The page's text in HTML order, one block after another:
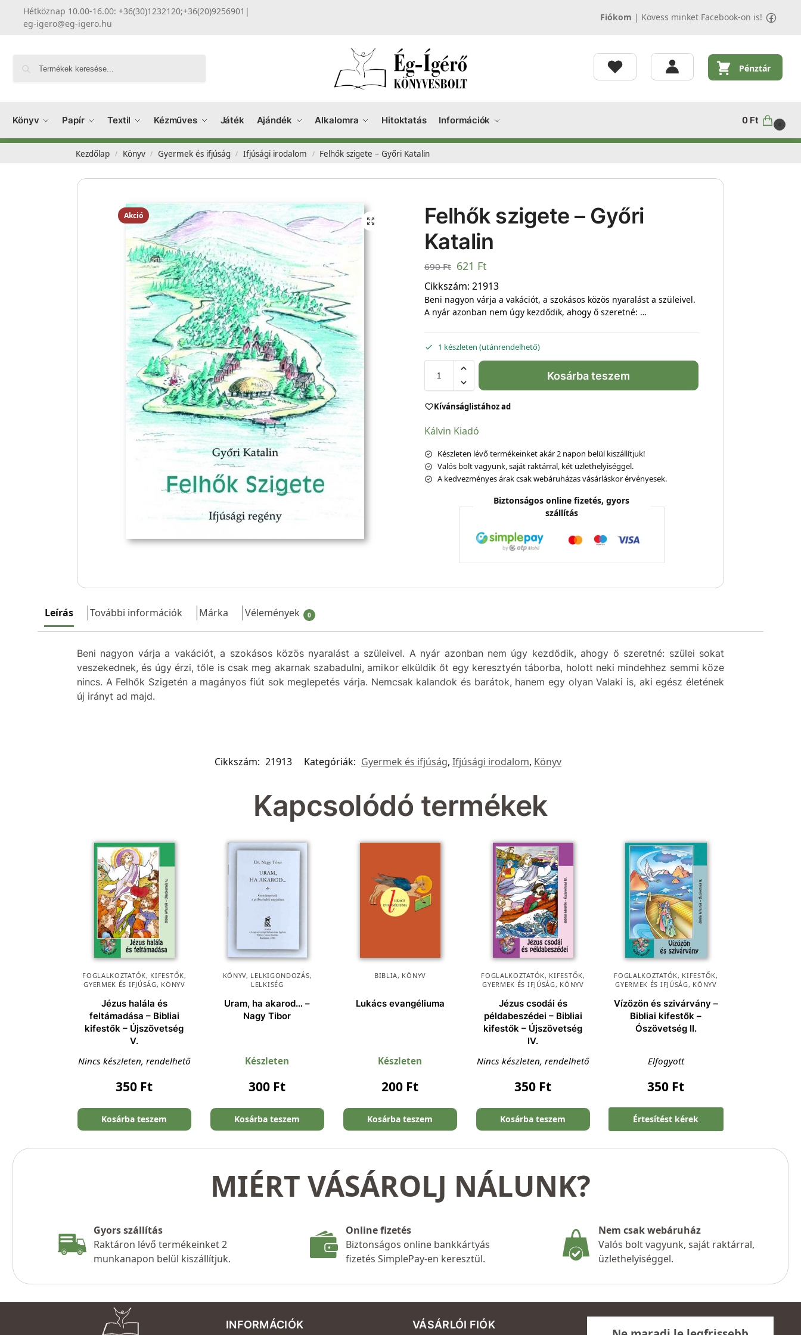
Hétköznap 10.00-16.00: +36(30)1232120;+36(20)9256901 |
eg-igero@eg-igero.hu
Fiókom | Kövess minket Facebook-on is!
Pénztár
Könyv Papír Textil Kézműves Játék Ajándék Alkalomra Hitoktatás Információk 0 Ft 0
Kezdőlap / Könyv / Gyermek és ifjúság / Ifjúsági irodalom / Felhők szigete – Győri Katalin
Akció
Felhők szigete – Győri
Katalin
690Ft 621 Ft
Cikkszám: 21913
Beni nagyon várja a vakációt, a szokásos közös nyaralást a szüleivel.
A nyár azonban nem úgy kezdődik, ahogy ő szeretné: …
1 készleten (utánrendelhető)
Kosárba teszem
Kívánságlistához ad
Kálvin Kiadó
Készleten lévő termékeinket akár 2 napon belül kiszállítjuk!
Valós bolt vagyunk, saját raktárral, két üzlethelyiséggel.
A kedvezményes árak csak webáruházas vásárláskor érvényesek.
Biztonságos online fizetés, gyors
szállítás
Leírás További információk Márka Vélemények 0
Beni nagyon várja a vakációt, a szokásos közös nyaralást a szüleivel. A nyár azonban nem úgy kezdődik, ahogy ő szeretné: szülei sokat
veszekednek, és úgy érzi, tőle is csak meg akarnak szabadulni, amikor elküldik őt egy keresztyén táborba, holott neki mindehhez semmi köze
nincs. A Felhők Szigetén a magányos fiút sok meglepetés várja. Nemcsak kalandok és barátok, hanem egy olyan Valaki is, aki egész életének
új irányt ad majd.
Cikkszám: 21913 Kategóriák: Gyermek és ifjúság,Ifjúsági irodalom, Könyv
Kapcsolódó termékek
FOGLALKOZTATÓK, KIFESTŐK,
GYERMEK ÉS IFJÚSÁG, KÖNYV
Jézus halála és
feltámadása – Bibliai
kifestők – Újszövetség
V.
Nincs készleten, rendelhető
350 Ft
Kosárba teszem
KÖNYV, LELKIGONDOZÁS,
LELKISÉG
Uram, ha akarod… –
Nagy Tibor
Készleten
300 Ft
Kosárba teszem
BIBLIA, KÖNYV
Lukács evangéliuma
Készleten
200 Ft
Kosárba teszem
FOGLALKOZTATÓK, KIFESTŐK,
GYERMEK ÉS IFJÚSÁG, KÖNYV
Jézus csodái és
példabeszédei – Bibliai
kifestők – Újszövetség
IV.
Nincs készleten, rendelhető
350 Ft
Kosárba teszem
FOGLALKOZTATÓK, KIFESTŐK,
GYERMEK ÉS IFJÚSÁG, KÖNYV
Vízözön és szivárvány –
Bibliai kifestők –
Ószövetség II.
Elfogyott
350 Ft
Értesítést kérek
MIÉRT VÁSÁROLJ NÁLUNK?
Gyors szállítás
Raktáron lévő termékeinket 2
munkanapon belül kiszállítjuk.
Online fizetés
Biztonságos online bankkártyás
fizetés SimplePay-en keresztül.
Nem csak webáruház
Valós bolt vagyunk, saját raktárral,
üzlethelyiséggel.
INFORMÁCIÓK VÁSÁRLÓI FIÓK